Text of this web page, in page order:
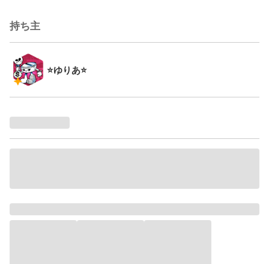
持ち主
⭐ゆりあ⭐